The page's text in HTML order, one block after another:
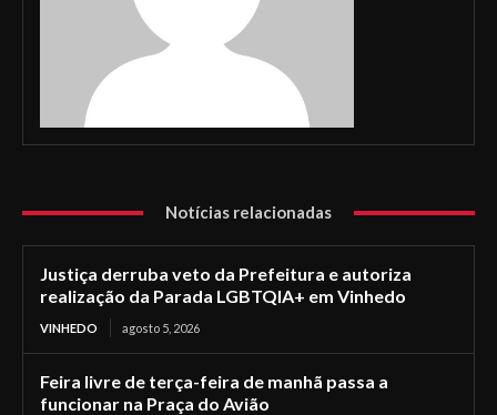
Notícias relacionadas
Justiça derruba veto da Prefeitura e autoriza
realização da Parada LGBTQIA+ em Vinhedo
VINHEDO agosto 5, 2026
Feira livre de terça-feira de manhã passa a
funcionar na Praça do Avião